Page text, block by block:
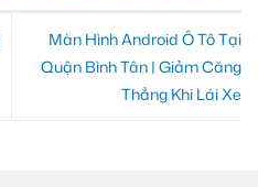
Màn Hình Android Ô Tô Tại
Quận Bình Tân | Giảm Căng
Thẳng Khi Lái Xe